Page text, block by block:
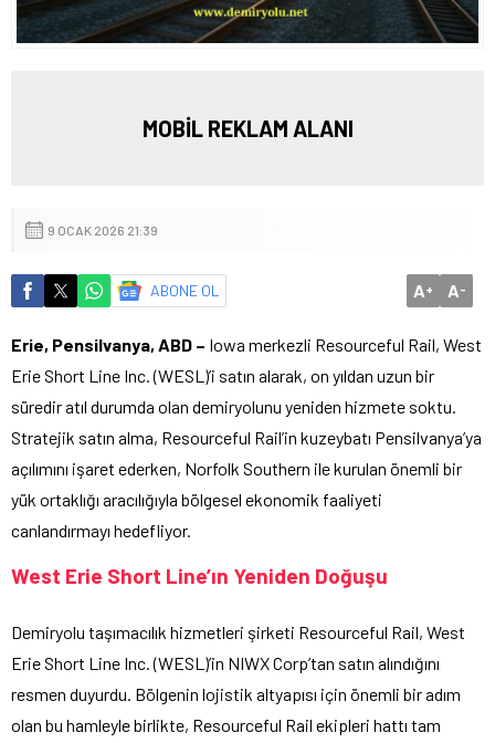
MOBİL REKLAM ALANI
9 OCAK 2026 21:39
ABONE OL A+ A-
Erie, Pensilvanya, ABD – Iowa merkezli Resourceful Rail, West
Erie Short Line Inc. (WESL)’i satın alarak, on yıldan uzun bir
süredir atıl durumda olan demiryolunu yeniden hizmete soktu.
Stratejik satın alma, Resourceful Rail’in kuzeybatı Pensilvanya’ya
açılımını işaret ederken, Norfolk Southern ile kurulan önemli bir
yük ortaklığı aracılığıyla bölgesel ekonomik faaliyeti
canlandırmayı hedefliyor.
West Erie Short Line’ın Yeniden Doğuşu
Demiryolu taşımacılık hizmetleri şirketi Resourceful Rail, West
Erie Short Line Inc. (WESL)’in NIWX Corp’tan satın alındığını
resmen duyurdu. Bölgenin lojistik altyapısı için önemli bir adım
olan bu hamleyle birlikte, Resourceful Rail ekipleri hattı tam